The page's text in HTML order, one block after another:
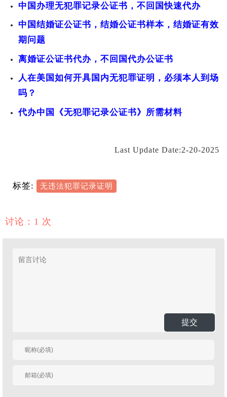
中国办理无犯罪记录公证书，不回国快速代办
中国结婚证公证书，结婚公证书样本，结婚证有效
期问题
离婚证公证书代办，不回国代办公证书
人在美国如何开具国内无犯罪证明，必须本人到场
吗？
代办中国《无犯罪记录公证书》所需材料
Last Update Date:2-20-2025
标签: 无违法犯罪记录证明
讨论：1 次
有人回复时邮件通知
提交